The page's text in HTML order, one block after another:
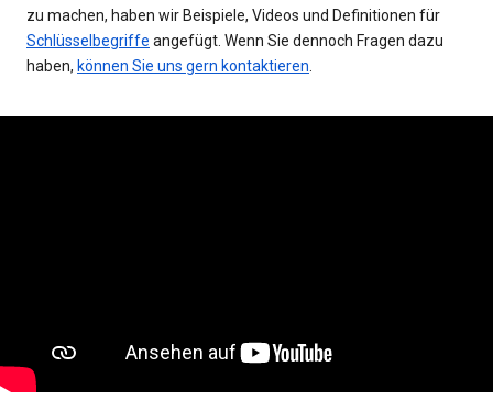
zu machen, haben wir Beispiele, Videos und Definitionen für
Schlüsselbegriffe angefügt. Wenn Sie dennoch Fragen dazu
haben, können Sie uns gern kontaktieren